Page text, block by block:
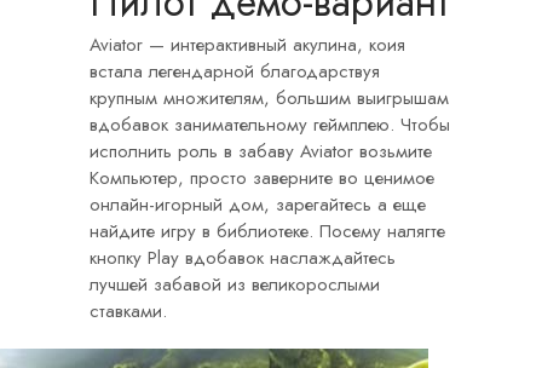
Aviator — интерактивный акулина, коия
встала легендарной благодарствуя
крупным множителям, большим выигрышам
вдобавок занимательному геймплею. Чтобы
исполнить роль в забаву Aviator возьмите
Компьютер, просто заверните во ценимое
онлайн-игорный дом, зарегайтесь а еще
найдите игру в библиотеке. Посему налягте
кнопку Play вдобавок наслаждайтесь
лучшей забавой из великорослыми
ставками.